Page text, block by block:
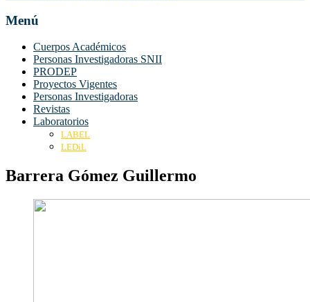
Menú
Cuerpos Académicos
Personas Investigadoras SNII
PRODEP
Proyectos Vigentes
Personas Investigadoras
Revistas
Laboratorios
LABEL
LEDiL
Barrera Gómez Guillermo